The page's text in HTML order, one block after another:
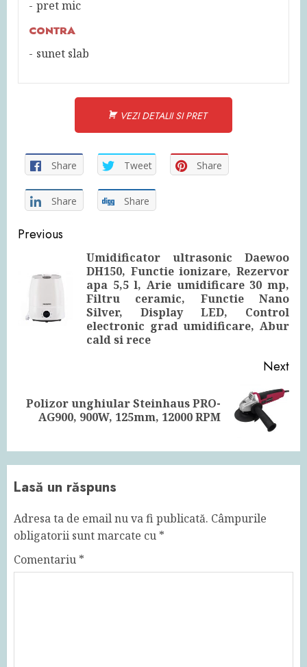
pret mic
CONTRA
sunet slab
VEZI DETALII SI PRET
Share Tweet Share
Share Share
Continue
Reading
Previous
Umidificator ultrasonic Daewoo
DH150, Functie ionizare, Rezervor
apa 5,5 l, Arie umidificare 30 mp,
Filtru ceramic, Functie Nano
Silver, Display LED, Control
electronic grad umidificare, Abur
cald si rece
Next
Next
post:
Polizor unghiular Steinhaus PRO-
AG900, 900W, 125mm, 12000 RPM
Lasă un răspuns
Adresa ta de email nu va fi publicată. Câmpurile
obligatorii sunt marcate cu *
Comentariu *